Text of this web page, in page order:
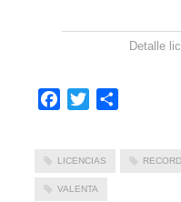
Detalle
Facebook
Twitter
LICENCIAS RECORD
VALENTA